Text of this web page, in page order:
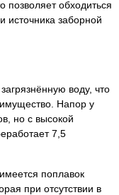
обходиться
источника заборной
воду, что
Напор у
но с высокой
7,5
поплавок
при отсутствии в